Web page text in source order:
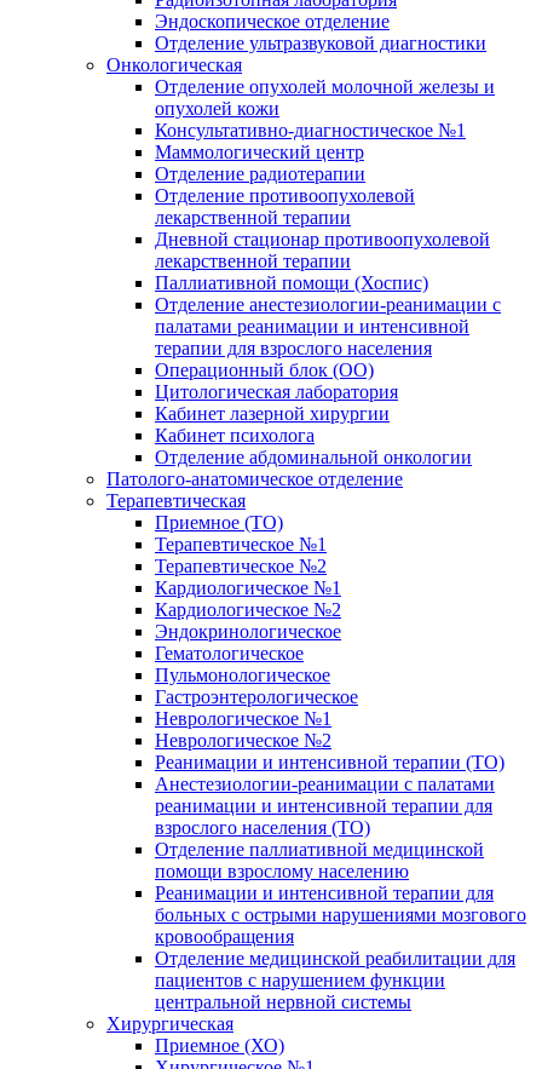
Эндоскопическое отделение
Отделение ультразвуковой диагностики
Онкологическая
Отделение опухолей молочной железы и
опухолей кожи
Консультативно-диагностическое №1
Маммологический центр
Отделение радиотерапии
Отделение противоопухолевой
лекарственной терапии
Дневной стационар противоопухолевой
лекарственной терапии
Паллиативной помощи (Хоспис)
Отделение анестезиологии-реанимации с
палатами реанимации и интенсивной
терапии для взрослого населения
Операционный блок (ОО)
Цитологическая лаборатория
Кабинет лазерной хирургии
Кабинет психолога
Отделение абдоминальной онкологии
Патолого-анатомическое отделение
Терапевтическая
Приемное (ТО)
Терапевтическое №1
Терапевтическое №2
Кардиологическое №1
Кардиологическое №2
Эндокринологическое
Гематологическое
Пульмонологическое
Гастроэнтерологическое
Неврологическое №1
Неврологическое №2
Реанимации и интенсивной терапии (ТО)
Анестезиологии-реанимации с палатами
реанимации и интенсивной терапии для
взрослого населения (ТО)
Отделение паллиативной медицинской
помощи взрослому населению
Реанимации и интенсивной терапии для
больных с острыми нарушениями мозгового
кровообращения
Отделение медицинской реабилитации для
пациентов с нарушением функции
центральной нервной системы
Хирургическая
Приемное (ХО)